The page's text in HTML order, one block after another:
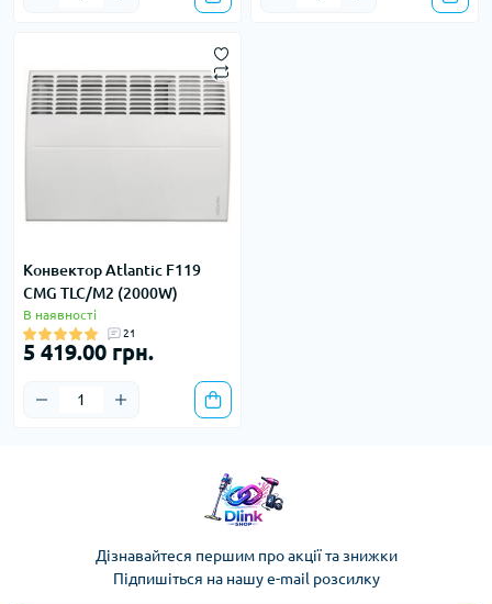
Конвектор Atlantic F119
CMG TLC/M2 (2000W)
В наявності
21
5 419.00 грн.
Дізнавайтеся першим про акції та знижки
Підпишіться на нашу e-mail розсилку